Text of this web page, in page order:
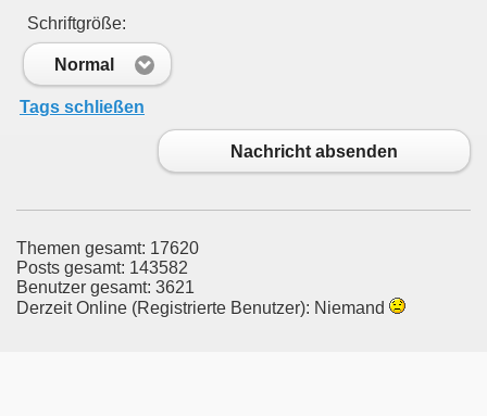
Schriftgröße:
Normal
Tags schließen
Nachricht absenden
Themen gesamt: 17620
Posts gesamt: 143582
Benutzer gesamt: 3621
Derzeit Online (Registrierte Benutzer): Niemand